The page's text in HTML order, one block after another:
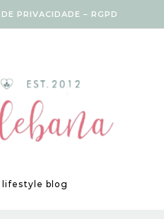
PRIVACIDADE – RGPD
blog